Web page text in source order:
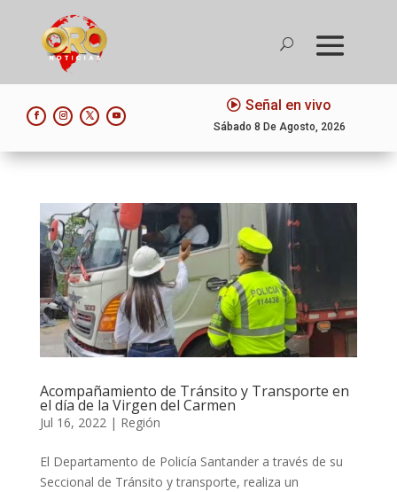
Señal en vivo
Sábado 8 De Agosto, 2026
Acompañamiento de Tránsito y Transporte en
el día de la Virgen del Carmen
Jul 16, 2022| Región
El Departamento de Policía Santander a través de su
Seccional de Tránsito y transporte, realiza un